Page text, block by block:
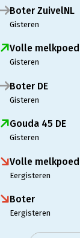
Boter ZuivelNL
Gisteren
Volle
Gisteren
Boter DE
Gisteren
Gouda 45 DE
Gisteren
Volle
Eergisteren
Boter
Eergisteren